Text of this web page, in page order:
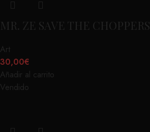
MR. ZE SAVE THE CHOPPERS
Art
30,00€
Añadir al carrito
Vendido